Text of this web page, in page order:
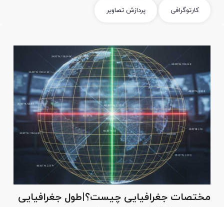
کارتوگرافی پردازش تصاویر
مختصات جغرافیایی چیست؟|طول جغرافیایی